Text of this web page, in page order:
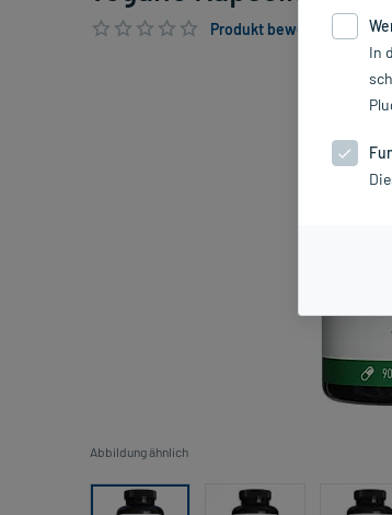
Produkt bewerten &
Abbildung ähnlich
In